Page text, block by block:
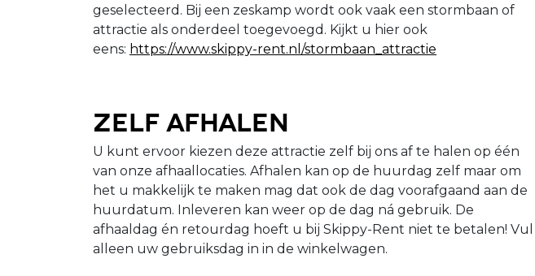
geselecteerd. Bij een zeskamp wordt ook vaak een stormbaan of
attractie als onderdeel toegevoegd. Kijkt u hier ook
eens: https://www.skippy-rent.nl/stormbaan_attractie
Zelf afhalen
U kunt ervoor kiezen deze attractie zelf bij ons af te halen op één
van onze afhaallocaties. Afhalen kan op de huurdag zelf maar om
het u makkelijk te maken mag dat ook de dag voorafgaand aan de
huurdatum. Inleveren kan weer op de dag ná gebruik. De
afhaaldag én retourdag hoeft u bij Skippy-Rent niet te betalen! Vul
alleen uw gebruiksdag in in de winkelwagen.